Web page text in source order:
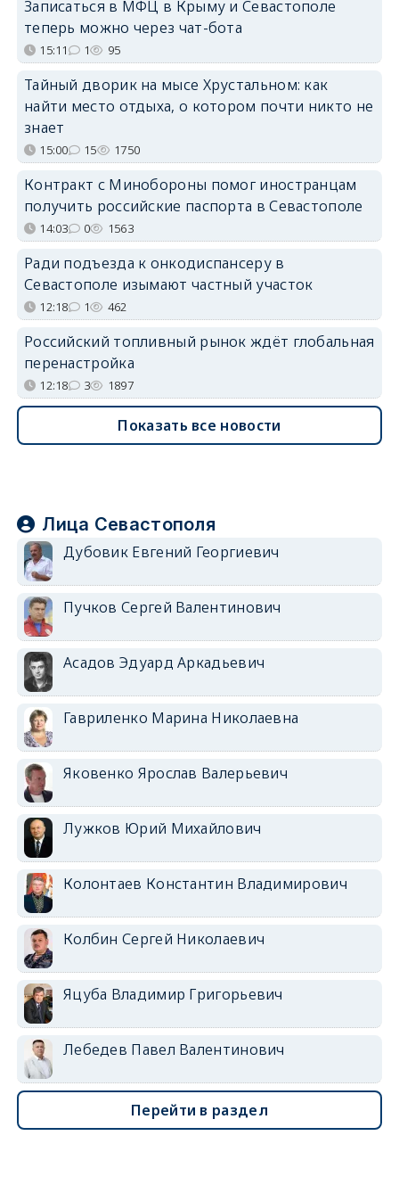
Записаться в МФЦ в Крыму и Севастополе
теперь можно через чат-бота
15:11 1 95
Тайный дворик на мысе Хрустальном: как
найти место отдыха, о котором почти никто не
знает
15:00 15 1750
Контракт с Минобороны помог иностранцам
получить российские паспорта в Севастополе
14:03 0 1563
Ради подъезда к онкодиспансеру в
Севастополе изымают частный участок
12:18 1 462
Российский топливный рынок ждёт глобальная
перенастройка
12:18 3 1897
Показать все новости
Лица Севастополя
Дубовик Евгений Георгиевич
Пучков Сергей Валентинович
Асадов Эдуард Аркадьевич
Гавриленко Марина Николаевна
Яковенко Ярослав Валерьевич
Лужков Юрий Михайлович
Колонтаев Константин Владимирович
Колбин Сергей Николаевич
Яцуба Владимир Григорьевич
Лебедев Павел Валентинович
Перейти в раздел